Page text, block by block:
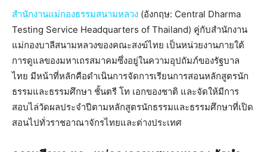
สำนักงานแม่กองธรรมสนามหลวง (อังกฤษ: Central Dharma
Testing Service Headquarters of Thailand) คู่กับสำนักงาน
แม่กองบาลีสนามหลวงของคณะสงฆ์ไทย เป็นหน่วยงานภายใต้
การดูแลของมหาเถรสมาคมซึ่งอยู่ในความอุปถัมภ์ของรัฐบาล
ไทย มีหน้าที่หลักคือดำเนินการจัดการเรียนการสอนหลักสูตรนัก
ธรรมและธรรมศึกษา ชั้นตรี โท เอกของชาติ และจัดให้มีการ
สอบไล่วัดผลประจำปีตามหลักสูตรนักธรรมและธรรมศึกษาที่เปิด
สอนไปทั่วราชอาณาจักรไทยและต่างประเทศ